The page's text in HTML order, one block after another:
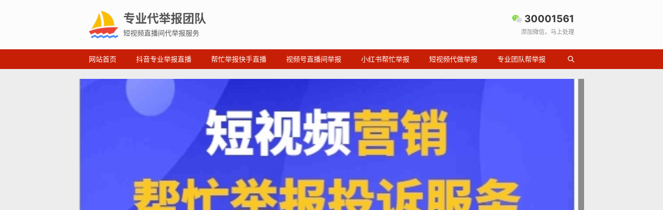
专业代举报团队
短视频直播间代举报服务
30001561
添加微信，马上处理
网站首页 抖音专业举报直播 帮忙举报快手直播 视频号直播间举报 小红书帮忙举报 短视频代做举报 专业团队帮举报